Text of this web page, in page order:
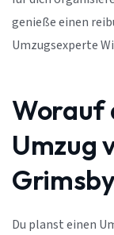
genieße einen
Umzugsexperte
Worauf
Umzug
Du planst einen